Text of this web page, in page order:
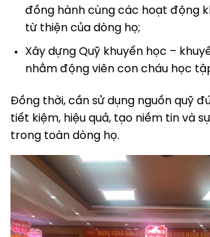
đồng hành cùng các hoạt động
từ thiện của dòng họ;
Xây dựng Quỹ khuyến học –
nhằm động viên con cháu học
Đồng thời, cần sử dụng nguồn quỹ
tiết kiệm, hiệu quả, tạo niềm tin và
trong toàn dòng họ.